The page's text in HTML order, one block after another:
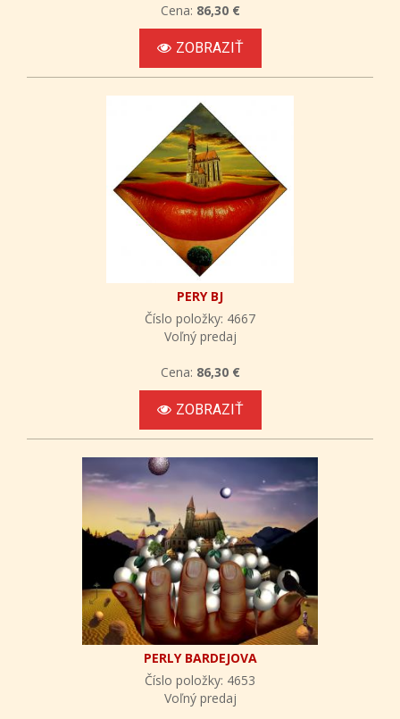
Cena: 86,30 €
ZOBRAZIŤ
PERY BJ
Číslo položky: 4667
Voľný predaj
Cena: 86,30 €
ZOBRAZIŤ
PERLY BARDEJOVA
Číslo položky: 4653
Voľný predaj